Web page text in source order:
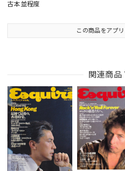
古本並程度
この商品をアプ
関連商品